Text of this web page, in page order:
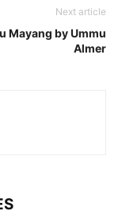
Next article
Mayang by Ummu
Almer